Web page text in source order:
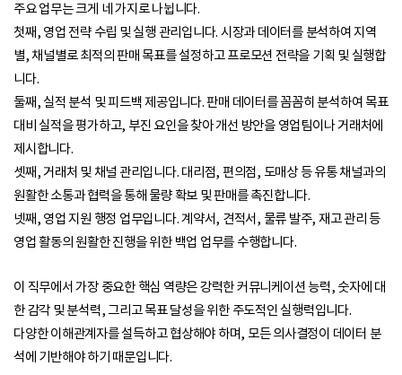
주요 업무는 크게 네 가지로 나뉩니다.
첫째, 영업 전략 수립 및 실행 관리입니다. 시장과 데이터를 분석하여 지역
별, 채널별로 최적의 판매 목표를 설정하고 프로모션 전략을 기획 및 실행합
니다.
둘째, 실적 분석 및 피드백 제공입니다. 판매 데이터를 꼼꼼히 분석하여 목표
대비 실적을 평가하고, 부진 요인을 찾아 개선 방안을 영업팀이나 거래처에
제시합니다.
셋째, 거래처 및 채널 관리입니다. 대리점, 편의점, 도매상 등 유통 채널과의
원활한 소통과 협력을 통해 물량 확보 및 판매를 촉진합니다.
넷째, 영업 지원 행정 업무입니다. 계약서, 견적서, 물류 발주, 재고 관리 등
영업 활동의 원활한 진행을 위한 백업 업무를 수행합니다.
이 직무에서 가장 중요한 핵심 역량은 강력한 커뮤니케이션 능력, 숫자에 대
한 감각 및 분석력, 그리고 목표 달성을 위한 주도적인 실행력입니다.
다양한 이해관계자를 설득하고 협상해야 하며, 모든 의사결정이 데이터 분
석에 기반해야 하기 때문입니다.